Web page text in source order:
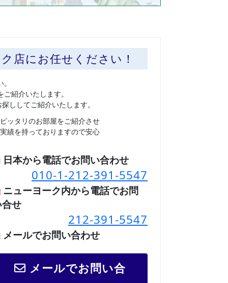
店にお任せください！
ご紹介いたします。
ししてご紹介いたします。
ッタリのお部屋をご紹介させ
績を持っておりますので安心
日本から電話でお問い合わせ
010-1-212-391-5547
ニューヨーク内から電話でお問
せ
212-391-5547
メールでお問い合わせ
メールでお問い合